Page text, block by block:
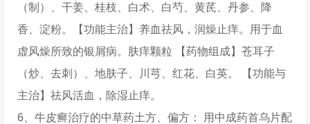
（制）、干姜、桂枝、白术、白芍、黄芪、丹参、降
香、淀粉。【功能主治】养血祛风，润燥止痒。用于血
虚风燥所致的银屑病。肤痒颗粒 【药物组成】苍耳子
（炒、去刺）、地肤子、川芎、红花、白英。 【功能与
主治】祛风活血，除湿止痒。
6、牛皮癣治疗的中草药土方、偏方： 用中成药首乌片配